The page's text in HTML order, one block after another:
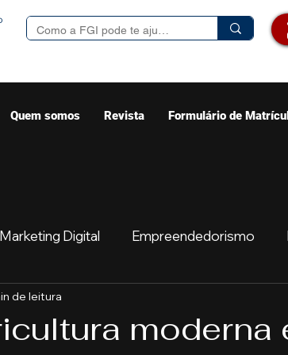
Quem somos Revista Formulário de
Marketing Digital Empreendedorismo
moderna
de leitura